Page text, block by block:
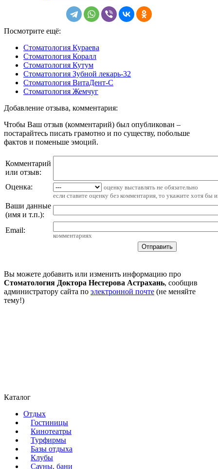
Посмотрите ещё:
Стоматология Кураева
Стоматология Коралл
Стоматология Кутум
Стоматология Зубной лекарь-32
Стоматология ВитаДент-С
Стоматология Жемчуг
Добавление отзыва, комментария:
Чтобы Ваш отзыв (комментарий) был опубликован –
постарайтесь писать грамотно и по существу, побольше
фактов и поменьше эмоций.
Комментарий
или отзыв:
Оценка:
оценку выставлять не обязательно
если ставите оценку без комментария, то укажите хотя бы
Ваши данные
(имя и т.п.):
Email:
комментариях
Вы можете добавить или изменить информацию про
Стоматология Доктора Нестерова Астрахань, сообщив
администратору сайта по электронной почте (не меняйте
тему!)
Каталог
Отдых
Гостиницы
Кинотеатры
Турфирмы
Базы отдыха
Клубы
Сауны, бани